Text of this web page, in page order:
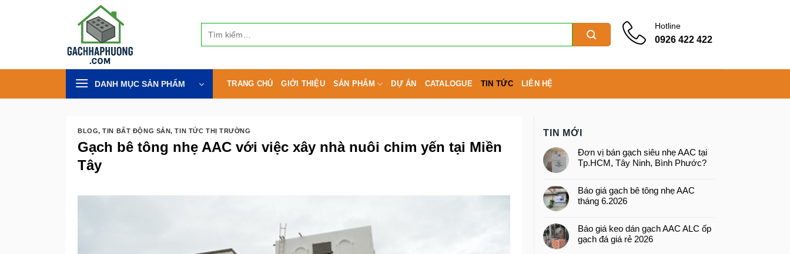
Hotline
0926 422 422
DANH MỤC SẢN PHẨM TRANG CHỦ GIỚI THIỆU SẢN PHẨM DỰ ÁN CATALOGUE TIN TỨC LIÊN HỆ
BLOG,TIN BẤT ĐỘNG SẢN,TIN TỨC THỊ TRƯỜNG
Gạch bê tông nhẹ AAC với việc xây nhà nuôi chim yến tại Miền
Tây
TIN MỚI
Đơn vị bán gạch siêu nhẹ AAC tại
Tp.HCM, Tây Ninh, Bình Phước?
Báo giá gạch bê tông nhẹ AAC
tháng 6.2026
Báo giá keo dán gạch AAC ALC ốp
gạch đá giá rẻ 2026